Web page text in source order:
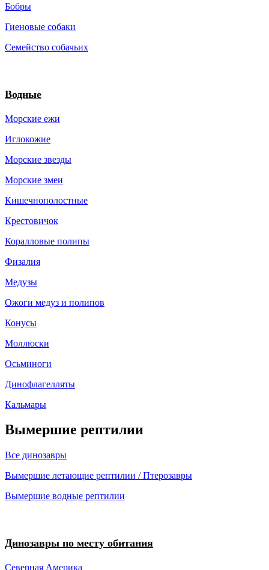
Бобры
Гиеновые собаки
Семейство собачьих
Водные
Морские ежи
Иглокожие
Морские звезды
Морские змеи
Кишечнополостные
Крестовичок
Коралловые полипы
Физалия
Медузы
Ожоги медуз и полипов
Конусы
Моллюски
Осьминоги
Динофлагелляты
Кальмары
Вымершие рептилии
Все динозавры
Вымершие летающие рептилии / Птерозавры
Вымершие водные рептилии
Динозавры по месту обитания
Северная Америка